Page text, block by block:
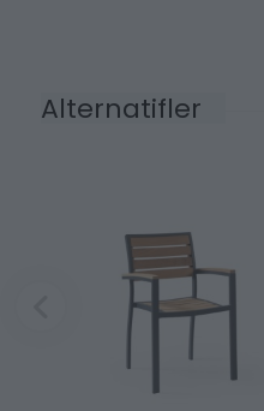
Alternatifler